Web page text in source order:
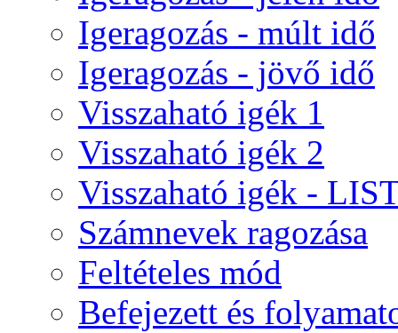
Igeragozás - múlt idő
Igeragozás - jövő idő
Visszaható igék 1
Visszaható igék 2
Visszaható igék -
Számnevek ragozása
Feltételes mód
Befejezett és